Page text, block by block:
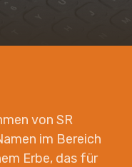
von SR
im Bereich
Erbe, das für